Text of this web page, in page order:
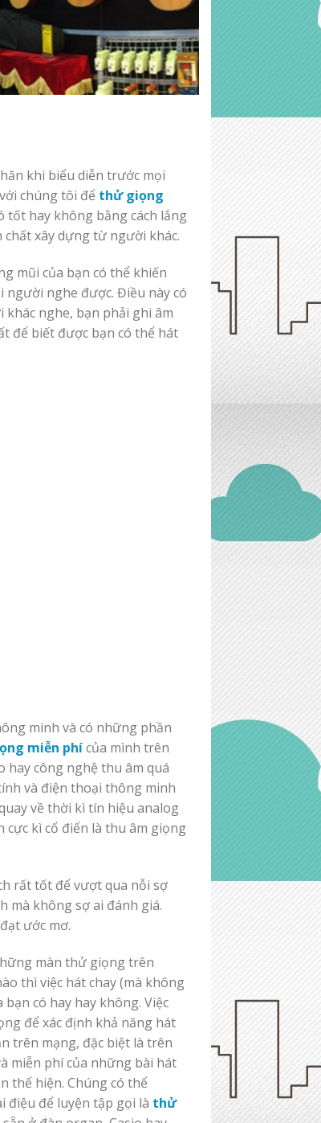
khi biểu diễn trước mọi
chúng tôi để thử giọng
tốt hay không bằng cách lắng
xây dựng từ người khác.
mũi của bạn có thể khiến
người nghe được. Điều này có
nghe, bạn phải ghi âm
để biết được bạn có thể hát
minh và có những phần
miễn phícủa mình trên
công nghệ thu âm quá
và điện thoại thông minh
về thời kì tín hiệu analog
cực kì cổ điển là thu âm giọng
rất tốt để vượt qua nỗi sợ
mà không sợ ai đánh giá.
ước mơ.
màn thử giọng trên
thì việc hát chay (mà không
có hay hay không. Việc
để xác định khả năng hát
trên mạng, đặc biệt là trên
miễn phí của những bài hát
thể hiện. Chúng có thể
điệu để luyện tập gọi là thử